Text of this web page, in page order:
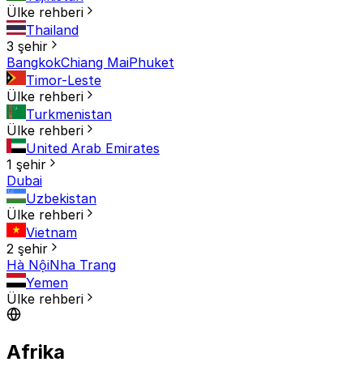
Ülke rehberi
Thailand
3 şehir
BangkokChiang MaiPhuket
Timor-Leste
Ülke rehberi
Turkmenistan
Ülke rehberi
United Arab Emirates
1 şehir
Dubai
Uzbekistan
Ülke rehberi
Vietnam
2 şehir
Hà NộiNha Trang
Yemen
Ülke rehberi
Afrika